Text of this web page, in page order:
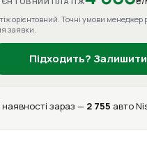
орієнтовний. Точні умови менеджер
заявки.
Підходить?
наявності зараз — 2 755 авто